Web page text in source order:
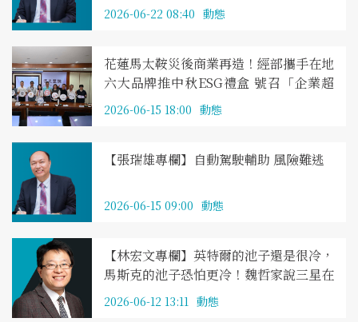
2026-06-22 08:40 動態
花蓮馬太鞍災後商業再造！經部攜手在地
六大品牌推中秋ESG禮盒 號召「企業超
人」挺好物
2026-06-15 18:00 動態
【張瑞雄專欄】自動駕駛輔助 風險難逃
2026-06-15 09:00 動態
【林宏文專欄】英特爾的池子還是很冷，
馬斯克的池子恐怕更冷！魏哲家說三星在
「做夢」，至於張忠謀又會如何評論對
2026-06-12 13:11 動態